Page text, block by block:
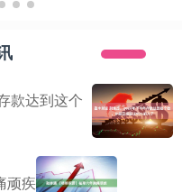
款达到这个
顽疾